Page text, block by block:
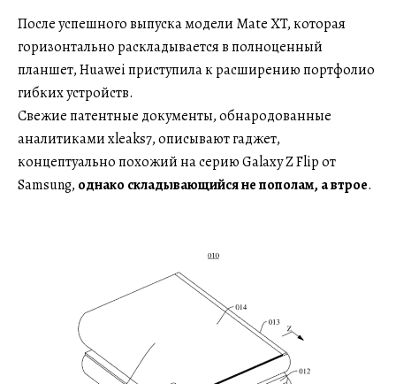
После успешного выпуска модели Mate XT, которая
горизонтально раскладывается в полноценный
планшет, Huawei приступила к расширению портфолио
гибких устройств.
Свежие патентные документы, обнародованные
аналитиками xleaks7, описывают гаджет,
концептуально похожий на серию Galaxy Z Flip от
Samsung, однако складывающийся не пополам, а втрое.